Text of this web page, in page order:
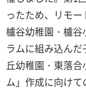
ったため、リモー
櫨谷幼稚園・櫨谷
ラムに組み込ん
丘幼稚園・東落
ム」作成に向け